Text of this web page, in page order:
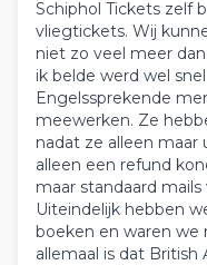
Schiphol Tickets zelf
vliegtickets. Wij
niet zo veel meer
ik belde werd wel
Engelssprekende
meewerken. Ze
nadat ze alleen
alleen een refund
maar standaard
Uiteindelijk hebben
boeken en waren
allemaal is dat British